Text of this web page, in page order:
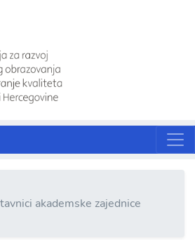
akademske zajednice